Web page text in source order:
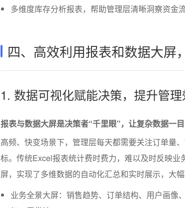
多维度库存分析报表，帮助管理层清晰洞察资金
四、高效利用报表和数据大屏
1. 数据可视化赋能决策，提升管
报表与数据大屏是决策者“千里眼”，让复杂数据一
高频、快变场景下，管理层每天都需要关注订单量
标。传统Excel报表统计费时费力，难以及时反映
屏，实现了多维数据的自动化汇总和实时展示，大幅
业务全景大屏：销售趋势、订单结构、用户画像